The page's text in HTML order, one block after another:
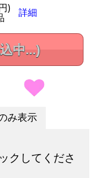
) 詳細
中...)
み表示
クしてくださ